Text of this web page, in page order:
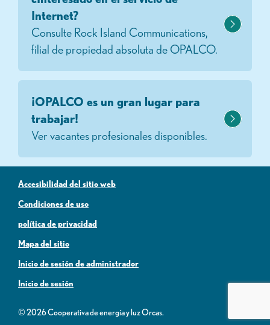
Internet?
Consulte Rock Island Communications,
filial de propiedad absoluta de OPALCO.
¡OPALCO es un gran lugar para
trabajar!
Ver vacantes profesionales disponibles.
Accesibilidad del sitio web
Condiciones de uso
política de privacidad
Mapa del sitio
Inicio de sesión de administrador
Inicio de sesión
© 2026 Cooperativa de energía y luz Orcas.